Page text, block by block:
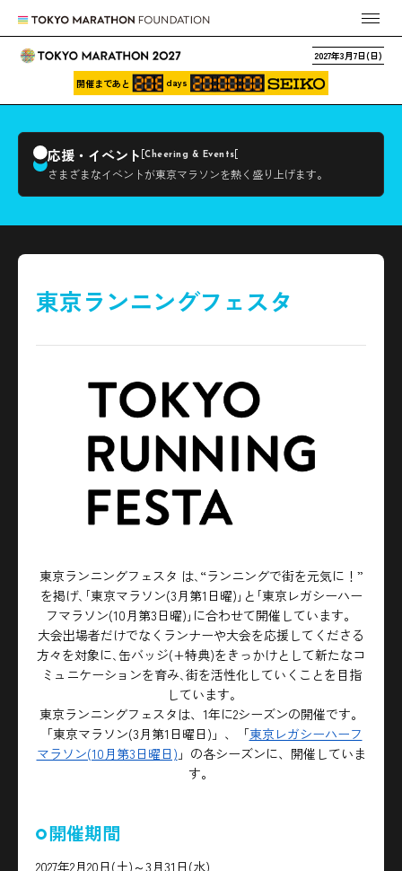
2027年3月7日(日)
開催まであと days
応援・イベント Cheering & Events
さまざまなイベントが東京マラソンを熱く盛り上げます。
東京ランニングフェスタ
東京ランニングフェスタ は､“ランニングで街を元気に！”
を掲げ､ ｢東京マラソン(3月第1日曜)｣と｢東京レガシーハー
フマラソン(10月第3日曜)｣に合わせて開催しています。
大会出場者だけでなくランナーや大会を応援してくださる
方々を対象に､ 缶バッジ(+特典)をきっかけとして新たなコ
ミュニケーションを育み､街を活性化していくことを目指
しています｡
東京ランニングフェスタは、1年に2シーズンの開催です。
「東京マラソン(3月第1日曜日)」、「東京レガシーハーフ
マラソン(10月第3日曜日) 」の各シーズンに、開催していま
す。
開催期間
2027年2月20日(土)～3月31日(水)